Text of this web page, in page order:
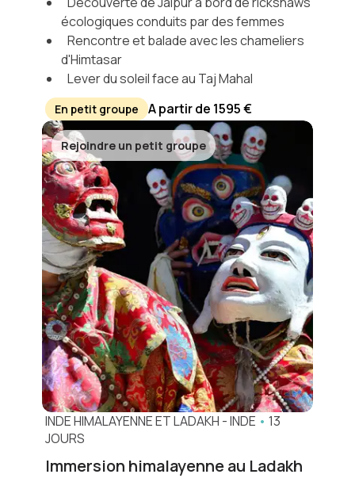
écologiques conduits par des femmes
Rencontre et balade avec les chameliers
d'Himtasar
Lever du soleil face au Taj Mahal
En petit groupe A partir de 1595 €
Rejoindre un petit groupe
INDE HIMALAYENNE ET LADAKH -INDE • 13
JOURS
Immersion himalayenne au Ladakh